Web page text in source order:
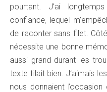
pourtant. J’ai
confiance, lequel
de raconter sans filet.
nécessite une bonne
aussi grand durant les
texte filait bien. J’aimais
nous donnaient